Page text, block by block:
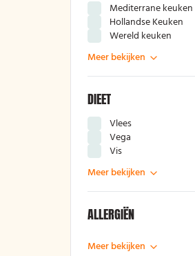
Mediterrane keuken
Hollandse Keuken
Wereld keuken
Meer bekijken
DIEET
Vlees
Vega
Vis
Meer bekijken
ALLERGIËN
Meer bekijken